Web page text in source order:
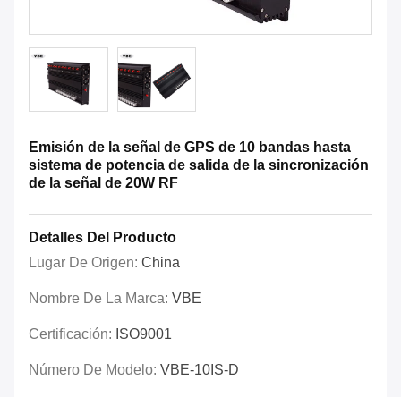
Emisión de la señal de GPS de 10 bandas hasta
sistema de potencia de salida de la sincronización
de la señal de 20W RF
Detalles Del Producto
Lugar De Origen: China
Nombre De La Marca: VBE
Certificación: ISO9001
Número De Modelo: VBE-10IS-D